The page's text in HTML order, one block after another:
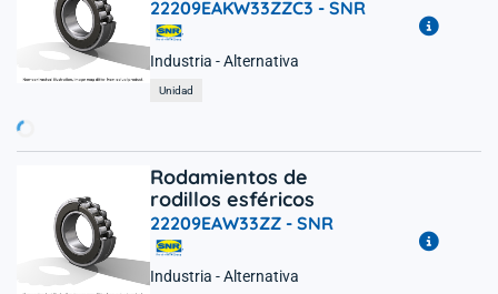
22209EAKW33ZZC3 - SNR
Industria - Alternativa
Unidad
Rodamientos de
rodillos esféricos
22209EAW33ZZ - SNR
Industria - Alternativa